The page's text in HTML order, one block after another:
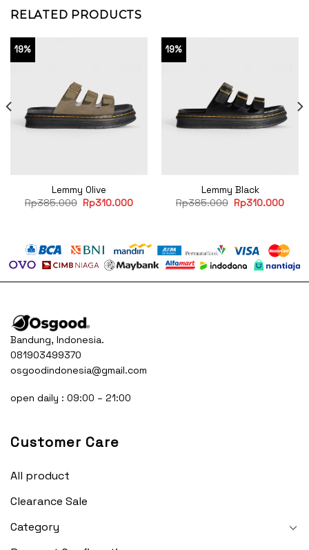
RELATED PRODUCTS
19%
Lemmy Olive
Rp385.000 Original
price
Rp310.000Current
19%
Lemmy Black
Rp385.000 Original
price
Rp310.000
Bandung, Indonesia.
081903499370
osgoodindonesia@gmail.com
open daily : 09:00 – 21:00
Customer Care
All product
Clearance Sale
Category